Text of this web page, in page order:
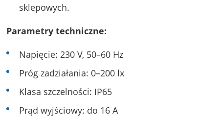
sklepowych.
Parametry techniczne:
Napięcie: 230 V, 50–60 Hz
Próg zadziałania: 0–200 lx
Klasa szczelności: IP65
Prąd wyjściowy: do 16 A